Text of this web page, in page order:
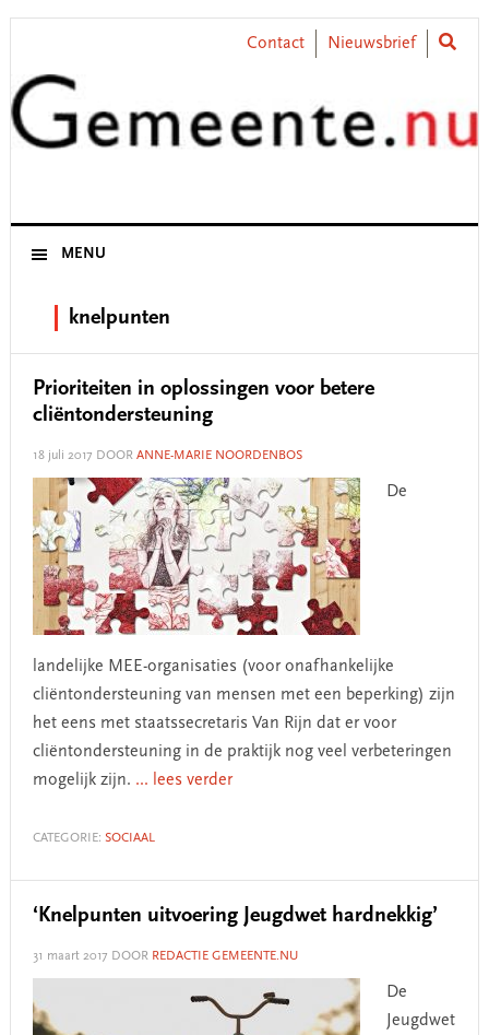
Skip
primary
navigation
Skip
content
Skip
primary
sidebar
Skip
footer
Contact Nieuwsbrief
MENU
knelpunten
Prioriteiten in oplossingen voor betere
cliëntondersteuning
18 juli 2017 DOOR ANNE-MARIE NOORDENBOS
De
landelijke MEE-organisaties (voor onafhankelijke
cliëntondersteuning van mensen met een beperking) zijn
het eens met staatssecretaris Van Rijn dat er voor
cliëntondersteuning in de praktijk nog veel verbeteringen
mogelijk zijn. ... lees verder
CATEGORIE: SOCIAAL
‘Knelpunten uitvoering Jeugdwet hardnekkig’
31 maart 2017 DOOR REDACTIE GEMEENTE.NU
De
Jeugdwet